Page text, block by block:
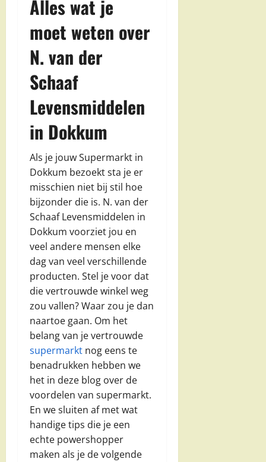
Alles wat je
moet weten over
N. van der
Schaaf
Levensmiddelen
in Dokkum
Als je jouw Supermarkt in
Dokkum bezoekt sta je er
misschien niet bij stil hoe
bijzonder die is. N. van der
Schaaf Levensmiddelen in
Dokkum voorziet jou en
veel andere mensen elke
dag van veel verschillende
producten. Stel je voor dat
die vertrouwde winkel weg
zou vallen? Waar zou je dan
naartoe gaan. Om het
belang van je vertrouwde
supermarkt nog eens te
benadrukken hebben we
het in deze blog over de
voordelen van supermarkt.
En we sluiten af met wat
handige tips die je een
echte powershopper
maken als je de volgende